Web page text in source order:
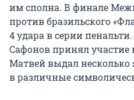
им сполна. В финале
против бразильского
4 удара в серии
Сафонов принял участие
Матвей выдал
в различные